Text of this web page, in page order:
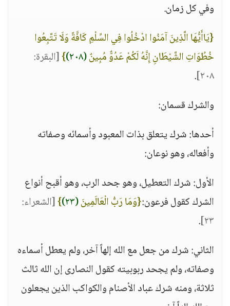
وفي كل زمان.
{يَاأَيُّهَا الَّذِينَ آمَنُوا ادْخُلُوا فِي السِّلْمِ كَافَّةً وَلَا تَتَّبِعُوا
خُطُوَاتِ الشَّيْطَانِ إِنَّهُ لَكُمْ عَدُوٌّ مُبِينٌ(٢٠٨) }[البقرة:
٢٠٨] .
والشرك قسمان:
أحدها: شرك يتعلق بذات المعبود وأسمائه وصفاته
وأفعاله، وهو نوعان:
الأول: شرك التعطيل، وهو جحد الرب، وهو أقبح أنواع
الشرك كقول فرعون:{وَمَا رَبُّ الْعَالَمِينَ(٢٣) }[الشعراء:
٢٣] .
الثاني: شرك من جعل مع الله إلهاً آخر، ولم يعطل أسماءه
وصفاته، ولم يجحد ربوبيته كقول النصارى إن الله ثالث
ثلاثة، ومنه شرك عباد الأصنام والكواكب الذين يجعلون